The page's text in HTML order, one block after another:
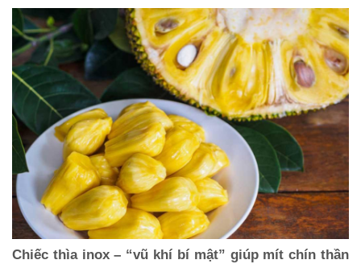
Chiếc thìa inox – “vũ khí bí mật” giúp mít chín thần